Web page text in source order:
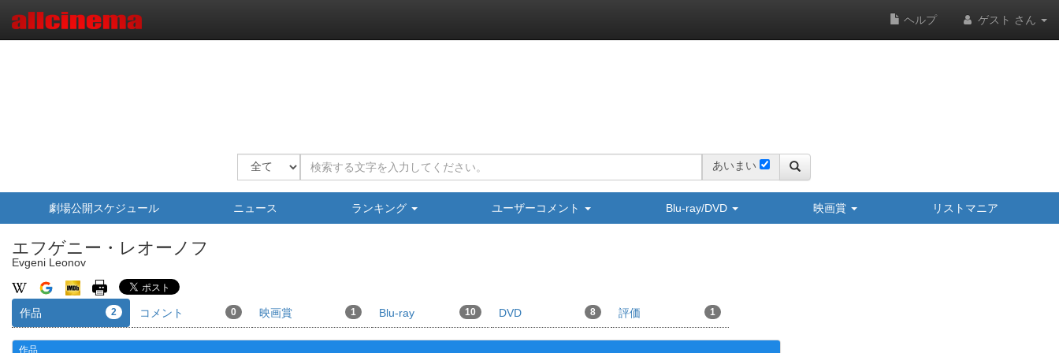
ヘルプ ゲスト さん
あいまい
劇場公開スケジュール ニュース ランキング ユーザーコメント Blu-ray/DVD 映画賞 リストマニア
エフゲニー・レオーノフ
Evgeni Leonov
作品 2 コメント 0 映画賞 1 Blu-ray 10 DVD 8 評価 1
作品